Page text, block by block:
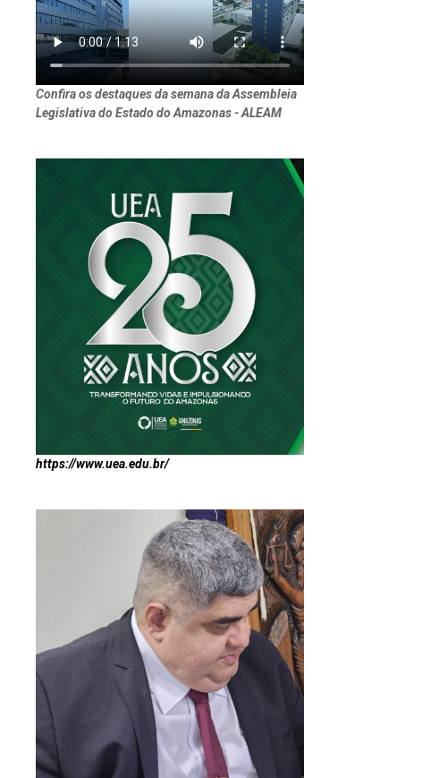
Confira os destaques da semana da Assembleia
Legislativa do Estado do Amazonas - ALEAM
https://www.uea.edu.br/